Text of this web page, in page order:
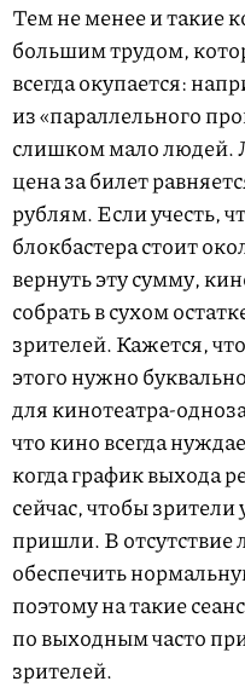
Тем не менее и такие
большим трудом,
всегда окупается:
из «параллельного
слишком мало людей.
цена за билет
рублям. Если учесть,
блокбастера стоит
вернуть эту сумму,
собрать в сухом
зрителей. Кажется,
этого нужно
для кинотеатра-
что кино всегда
когда график выхода
сейчас, чтобы
пришли. В отсутствие
обеспечить
поэтому на такие
по выходным часто
зрителей.